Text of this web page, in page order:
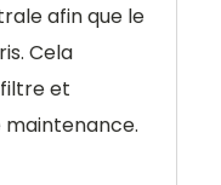
afin que le
Cela
et